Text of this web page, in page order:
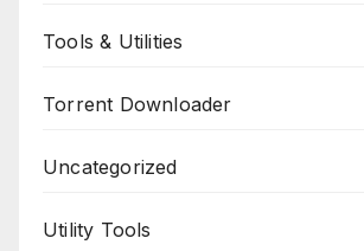
Tools & Utilities
Torrent Downloader
Uncategorized
Utility Tools